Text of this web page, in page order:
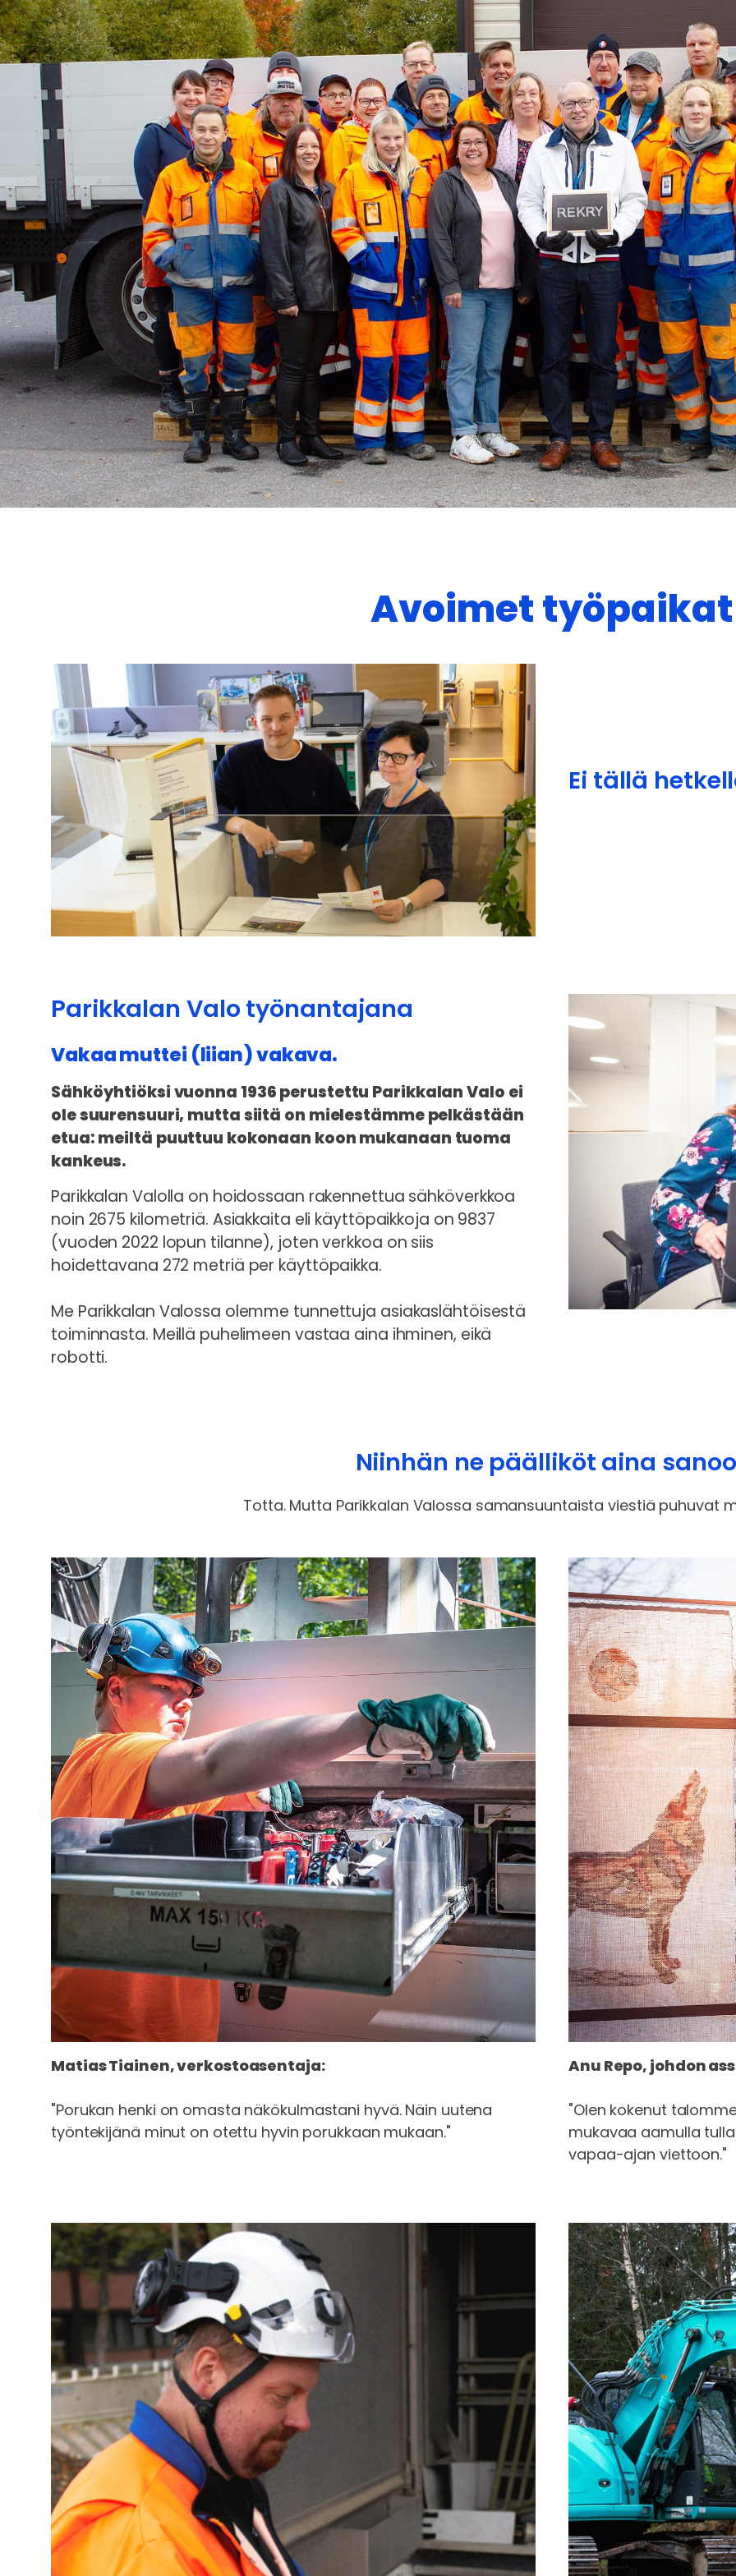
Avoimet työpaikat
Ei tällä
Parikkalan Valo työnantajana
Vakaa muttei (liian) vakava.
Sähköyhtiöksi vuonna 1936 perustettu Parikkalan Valo ei
ole suurensuuri, mutta siitä on mielestämme pelkästään
etua: meiltä puuttuu kokonaan koon mukanaan tuoma
kankeus.
Parikkalan Valolla on hoidossaan rakennettua sähköverkkoa
noin 2675 kilometriä. Asiakkaita eli käyttöpaikkoja on 9837
(vuoden 2022 lopun tilanne), joten verkkoa on siis
hoidettavana 272 metriä per käyttöpaikka.
Me Parikkalan Valossa olemme tunnettuja asiakaslähtöisestä
toiminnasta. Meillä puhelimeen vastaa aina ihminen, eikä
robotti.
Niinhän ne päälliköt aina
Totta. Mutta Parikkalan Valossa samansuuntaista viestiä puhuvat
Matias Tiainen, verkostoasentaja:
"Porukan henki on omasta näkökulmastani hyvä. Näin uutena
työntekijänä minut on otettu hyvin porukkaan mukaan."
Anu Repo, johdon
"Olen kokenut
mukavaa aamulla
vapaa-ajan viettoon."